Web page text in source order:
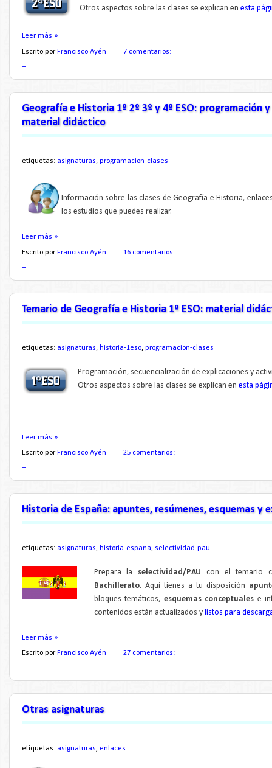
Otros aspectos sobre las clases se explican en esta
Leer más »
Escrito por Francisco Ayén
7 comentarios:
Geografía e Historia 1º 2º 3º y 4º ESO: programación
material didáctico
etiquetas: asignaturas, programacion-clases
Información sobre las clases de Geografía e Historia,
los estudios que puedes realizar.
Leer más »
Escrito por Francisco Ayén
16 comentarios:
Temario de Geografía e Historia 1º ESO: material
etiquetas: asignaturas, historia-1eso, programacion-clases
Programación, secuencialización de explicaciones y
Otros aspectos sobre las clases se explican en esta
Leer más »
Escrito por Francisco Ayén
25 comentarios:
Historia de España: apuntes, resúmenes, esquemas y
etiquetas: asignaturas, historia-espana, selectividad-pau
Prepara la selectividad/PAU con el temario
Bachillerato. Aquí tienes a tu disposición
bloques temáticos, esquemas conceptuales e
contenidos están actualizados y listos para
Leer más »
Escrito por Francisco Ayén
27 comentarios:
Otras asignaturas
etiquetas: asignaturas, enlaces